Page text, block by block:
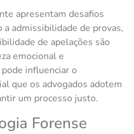
apresentam desafios
admissibilidade de provas,
de apelações são
emocional e
influenciar o
que os advogados adotem
um processo justo.
Forense